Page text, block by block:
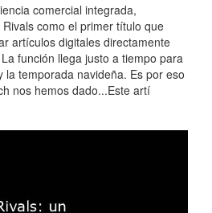
comercial integrada,
como el primer título que
artículos digitales directamente
función llega justo a tiempo para
la temporada navideña. Es por eso
nos hemos dado...Este artí